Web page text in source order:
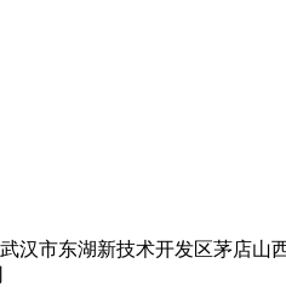
汉市东湖新技术开发区茅店山